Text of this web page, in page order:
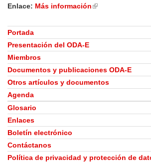
Enlace: Más información(link
external)
Portada
Presentación del ODA-E
Miembros
Documentos y publicaciones ODA-E
Otros artículos y documentos
Agenda
Glosario
Enlaces
Boletín electrónico
Contáctanos
Política de privacidad y protección de